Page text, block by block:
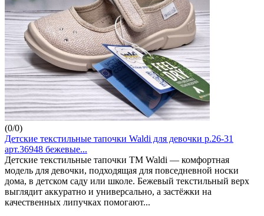
(0/0)
Детские текстильные тапочки Waldi для девочки р.26-31
арт.36948 бежевые...
Детские текстильные тапочки ТМ Waldi — комфортная
модель для девочки, подходящая для повседневной носки
дома, в детском саду или школе. Бежевый текстильный верх
выглядит аккуратно и универсально, а застёжки на
качественных липучках помогают...